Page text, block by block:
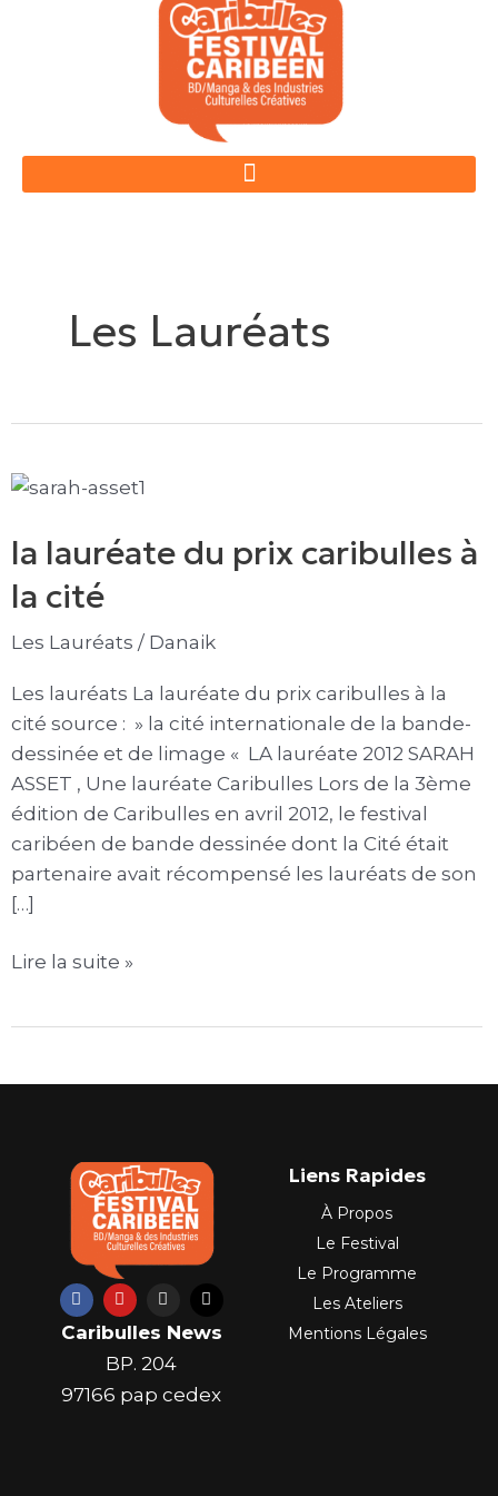
Les Lauréats
la lauréate du prix caribulles à
la cité
Les Lauréats / Danaik
Les lauréats La lauréate du prix caribulles à la
cité source : » la cité internationale de la bande-
dessinée et de limage « LA lauréate 2012 SARAH
ASSET , Une lauréate Caribulles Lors de la 3ème
édition de Caribulles en avril 2012, le festival
caribéen de bande dessinée dont la Cité était
partenaire avait récompensé les lauréats de son
[…]
la
du
caribulles
à
cité
Lire la suite »
F
a
c
e
o
k
Y
o
u
t
u
b
e
I
n
s
a
g
r
a
X
-
w
t
e
Caribulles News
BP. 204
97166 pap cedex
Liens Rapides
À Propos
Le Festival
Le Programme
Les Ateliers
Mentions Légales